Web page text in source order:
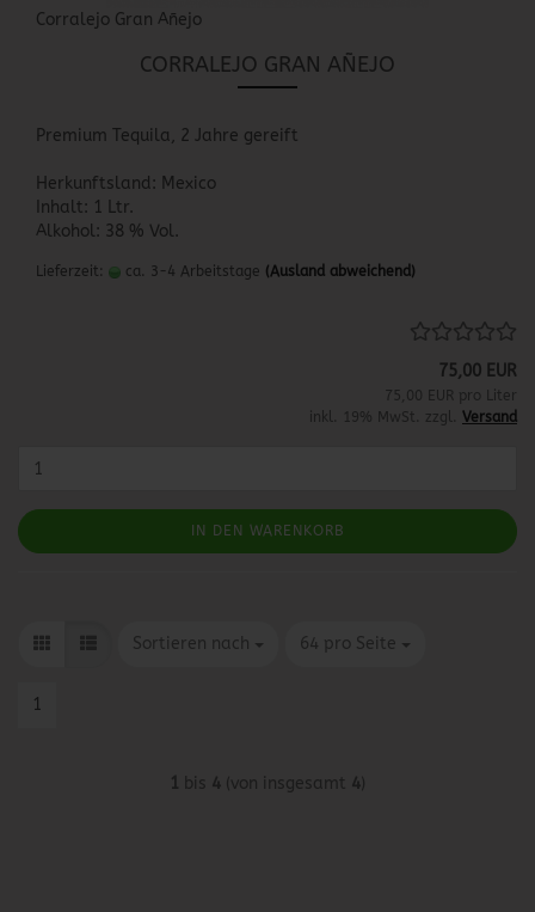
Corralejo Gran Añejo
CORRALEJO GRAN AÑEJO
Premium Tequila, 2 Jahre gereift
Herkunftsland: Mexico
Inhalt: 1 Ltr.
Alkohol: 38 % Vol.
Lieferzeit: ca. 3-4 Arbeitstage (Ausland abweichend)
75,00 EUR
75,00 EUR pro Liter
inkl. 19% MwSt. zzgl. Versand
IN DEN WARENKORB
Sortieren nach
Sortieren nach 64 pro Seite
pro Seite
1
1 bis 4 (von insgesamt 4)